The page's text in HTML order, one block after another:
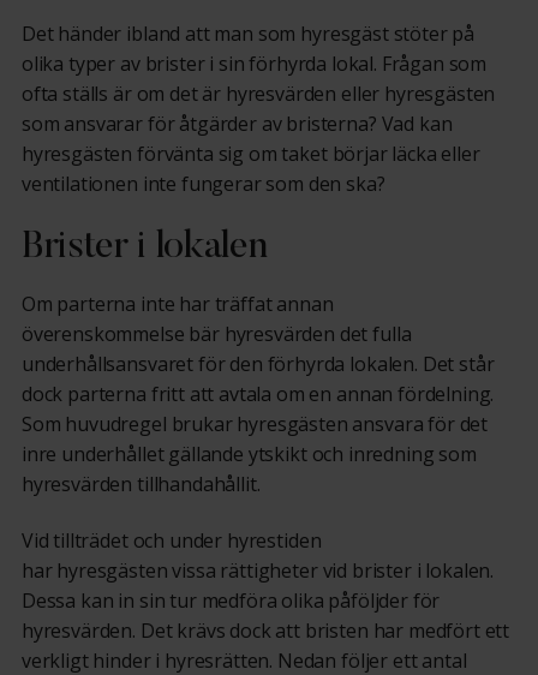
Det händer ibland attman som hyresgäst stöter på
olika typer avbristeri sin förhyrda lokal. Frågan som
ofta ställs ärom det är hyresvärden eller hyresgästen
som ansvarar för åtgärder avbristerna? Vad kan
hyresgästen förvänta sig om taket börjar läcka eller
ventilationen inte fungerar som den ska?
Brister i lokalen
Om parterna inte har träffat annan
överenskommelse bär hyresvärden det fulla
underhållsansvaret för den förhyrda lokalen. Det står
dock parterna fritt att avtala om en annan fördelning.
Som huvudregel brukar hyresgästen ansvara för det
inre underhålletgällande ytskikt och inredning som
hyresvärden tillhandahållit.
Vid tillträdet och under hyrestiden
har hyresgästenvissa rättighetervid bristeri lokalen.
Dessa kan in sin tur medföra olika påföljderför
hyresvärden. Det krävs dock att bristen har medfört ett
verkligt hinder i hyresrätten. Nedan följer ett antal